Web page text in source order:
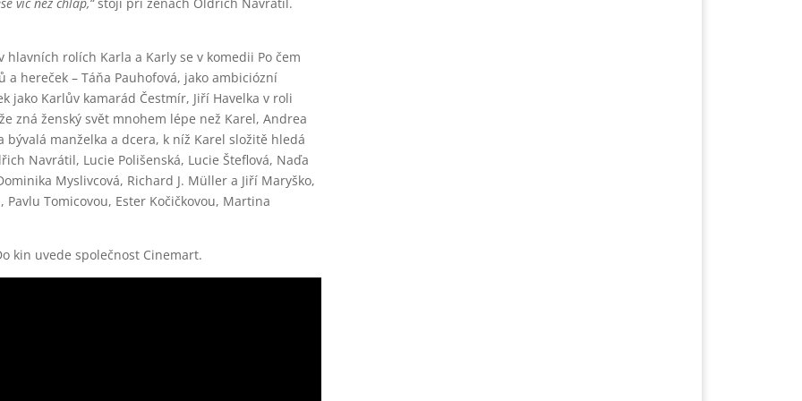
hlavních rolích Karla a Karly se v komedii Po čem
hereček – Táňa Pauhofová, jako ambiciózní
jako Karlův kamarád Čestmír, Jiří Havelka v roli
zná ženský svět mnohem lépe než Karel, Andrea
bývalá manželka a dcera, k níž Karel složitě hledá
Navrátil, Lucie Polišenská, Lucie Šteflová, Naďa
Myslivcová, Richard J. Müller a Jiří Maryško,
Tomicovou, Ester Kočičkovou, Martina
kin uvede společnost Cinemart.